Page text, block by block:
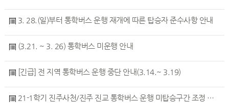
3. 28.(일)부터 통학버스 운행 재개에 따른 탑승자 준수사항 안내
(3.21. ~ 3. 26) 통학버스 미운행 안내
[긴급] 전 지역 통학버스 운행 중단 안내(3.14.~ 3.19)
21-1학기 진주사천/진주 진교 통학버스 운행 미탑승구간 조정 안내